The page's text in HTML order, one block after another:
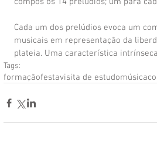
Cada um dos prelúdios evoca um
musicais em representação da
plateia. Uma característica
Tags:
formaçãofestavisita de estudomúsica